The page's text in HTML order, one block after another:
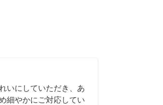
いにしていただき、あ
細やかにご対応してい